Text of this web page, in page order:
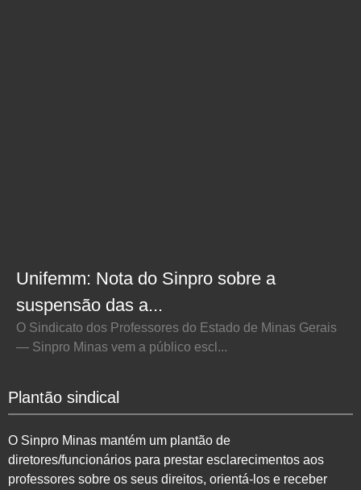
Unifemm: Nota do Sinpro sobre a
suspensão das a...
O Sindicato dos Professores do Estado de Minas Gerais
— Sinpro Minas vem a público escl...
Plantão sindical
O Sinpro Minas mantém um plantão de
diretores/funcionários para prestar esclarecimentos aos
professores sobre os seus direitos, orientá-los e receber